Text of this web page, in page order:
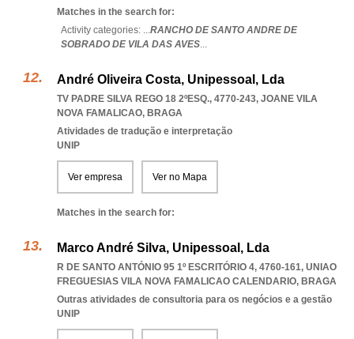
Matches in the search for:
Activity categories: ...RANCHO DE SANTO ANDRE DE
SOBRADO DE VILA DAS AVES...
André Oliveira Costa, Unipessoal, Lda
TV PADRE SILVA REGO 18 2ºESQ., 4770-243, JOANE VILA
NOVA FAMALICAO, BRAGA
Atividades de tradução e interpretação
UNIP
Ver empresa Ver no Mapa
Matches in the search for:
Marco André Silva, Unipessoal, Lda
R DE SANTO ANTÓNIO 95 1º ESCRITÓRIO 4, 4760-161, UNIAO
FREGUESIAS VILA NOVA FAMALICAO CALENDARIO, BRAGA
Outras atividades de consultoria para os negócios e a gestão
UNIP